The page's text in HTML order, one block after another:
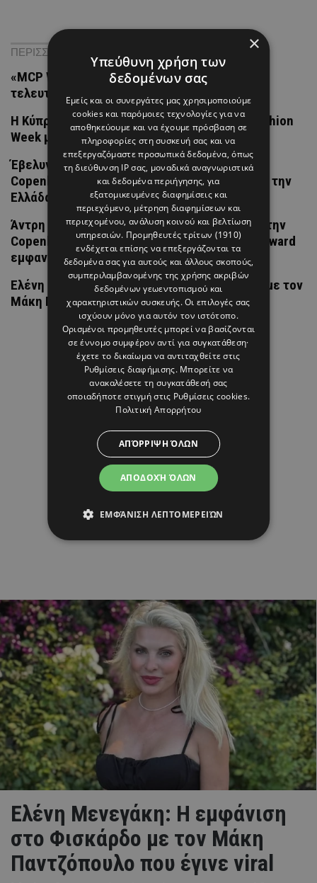
ΠΕΡΙΣΣΟΤΕΡΑ ΝΕΑ
«MCP WARRIOR»: Μία μάχη που κρίνεται στο
τελευταίο λεπτό
Η Κύπρια που ταξίδεψε στην Copenhagen Fashion
Week μαζί με την Άντρη Καραντώνη
Έβελυν Καζαντζόγλου: Περπάτησε στην
Copenhagen Fashion Week και εκπροσώπησε την
Ελλάδα με ένα total black look
Άντρη Καραντώνη: Έκλεψε τις εντυπώσεις στην
Copenhagen Fashion Week με δύο fashion-forward
εμφανίσεις
Ελένη Μενεγάκη: Η εμφάνιση στο Φισκάρδο με τον
Μάκη Παντζόπουλο που έγινε viral
Ελένη Μενεγάκη: Η εμφάνιση
στο Φισκάρδο με τον Μάκη
Παντζόπουλο που έγινε viral
×
Υπεύθυνη χρήση των
δεδομένων σας
Εμείς και οι συνεργάτες μας χρησιμοποιούμε
cookies και παρόμοιες τεχνολογίες για να
αποθηκεύουμε και να έχουμε πρόσβαση σε
πληροφορίες στη συσκευή σας και να
επεξεργαζόμαστε προσωπικά δεδομένα, όπως
τη διεύθυνση IP σας, μοναδικά αναγνωριστικά
και δεδομένα περιήγησης, για
εξατομικευμένες διαφημίσεις και
περιεχόμενο, μέτρηση διαφημίσεων και
περιεχομένου, ανάλυση κοινού και βελτίωση
υπηρεσιών. Προμηθευτές τρίτων (1910)
ενδέχεται επίσης να επεξεργάζονται τα
δεδομένα σας για αυτούς και άλλους σκοπούς,
συμπεριλαμβανομένης της χρήσης ακριβών
δεδομένων γεωεντοπισμού και
χαρακτηριστικών συσκευής. Οι επιλογές σας
ισχύουν μόνο για αυτόν τον ιστότοπο.
Ορισμένοι προμηθευτές μπορεί να βασίζονται
σε έννομο συμφέρον αντί για συγκατάθεση·
έχετε το δικαίωμα να αντιταχθείτε στις
Ρυθμίσεις διαφήμισης. Μπορείτε να
ανακαλέσετε τη συγκατάθεσή σας
οποιαδήποτε στιγμή στις Ρυθμίσεις cookies.
Πολιτική Απορρήτου
ΑΠΟΔΟΧΉ ΌΛΩΝ
ΑΠΌΡΡΙΨΗ ΌΛΩΝ
ΕΜΦΆΝΙΣΗ ΛΕΠΤΟΜΕΡΕΙΏΝ